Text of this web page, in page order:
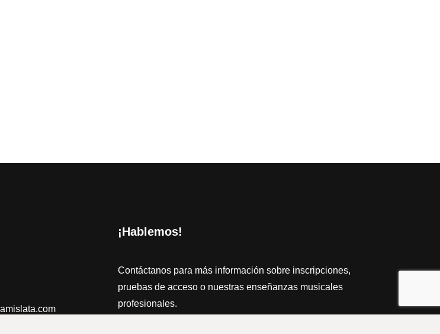
¡Hablemos!
Contáctanos para más información sobre inscripciones,
pruebas de acceso o nuestras enseñanzas musicales
profesionales.